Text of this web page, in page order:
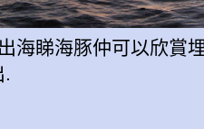
海睇海豚仲可以欣賞
.